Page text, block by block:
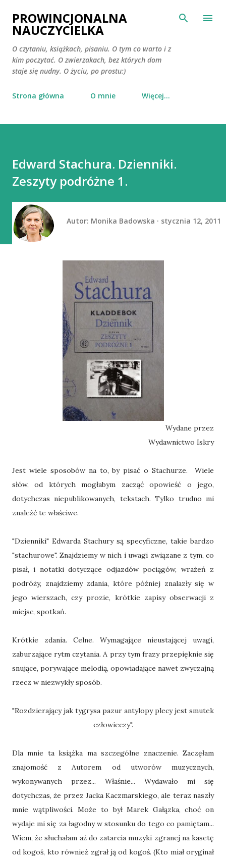
Przejdź do głównej zawartości
PROWINCJONALNA
NAUCZYCIELKA
O czytaniu, książkach, pisaniu. O tym co warto i z
kim poczytać. O zwierzakach, bez których dom
staje się nudny. O życiu, po prostu:)
Strona główna O mnie Więcej…
Edward Stachura. Dzienniki.
Zeszyty podróżne 1.
Autor: Monika Badowska stycznia 12, 2011
Wydane przez
Wydawnictwo Iskry
Jest wiele sposobów na to, by pisać o Stachurze. Wiele
słów, od których mogłabym zacząć opowieść o jego,
dotychczas niepublikowanych, tekstach. Tylko trudno mi
znaleźć te właściwe.
"Dzienniki" Edwarda Stachury są specyficzne, takie bardzo
"stachurowe". Znajdziemy w nich i uwagi związane z tym, co
pisał, i notatki dotyczące odjazdów pociągów, wrażeń z
podróży, znajdziemy zdania, które później znalazły się w
jego wierszach, czy prozie, krótkie zapisy obserwacji z
miejsc, spotkań.
Krótkie zdania. Celne. Wymagające nieustającej uwagi,
zaburzające rytm czytania. A przy tym frazy przepięknie się
snujące, porywające melodią, opowiadające nawet zwyczajną
rzecz w niezwykły sposób.
"Rozdzierający jak tygrysa pazur antylopy plecy jest smutek
człowieczy".
Dla mnie ta książka ma szczególne znaczenie. Zaczęłam
znajomość z Autorem od utworów muzycznych,
wykonywanych przez... Właśnie... Wydawało mi się
dotychczas, że przez Jacka Kaczmarskiego, ale teraz naszły
mnie wątpliwości. Może to był Marek Gałązka, choć on
wydaje mi się za łagodny w stosunku do tego co pamiętam...
Wiem, że słuchałam aż do zatarcia muzyki zgranej na kasetę
od kogoś, kto również zgrał ją od kogoś. (Kto miał oryginał